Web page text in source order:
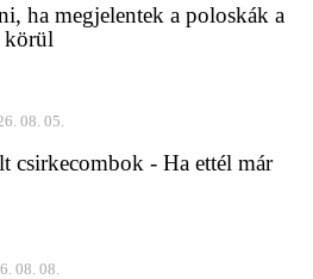
ha megjelentek a poloskák a
körül
08. 05.
csirkecombok - Ha ettél már
08. 08.